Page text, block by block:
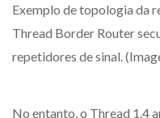
Exemplo de topologia da
Thread Border Router
repetidores de sinal.
No entanto, o Thread 1.4